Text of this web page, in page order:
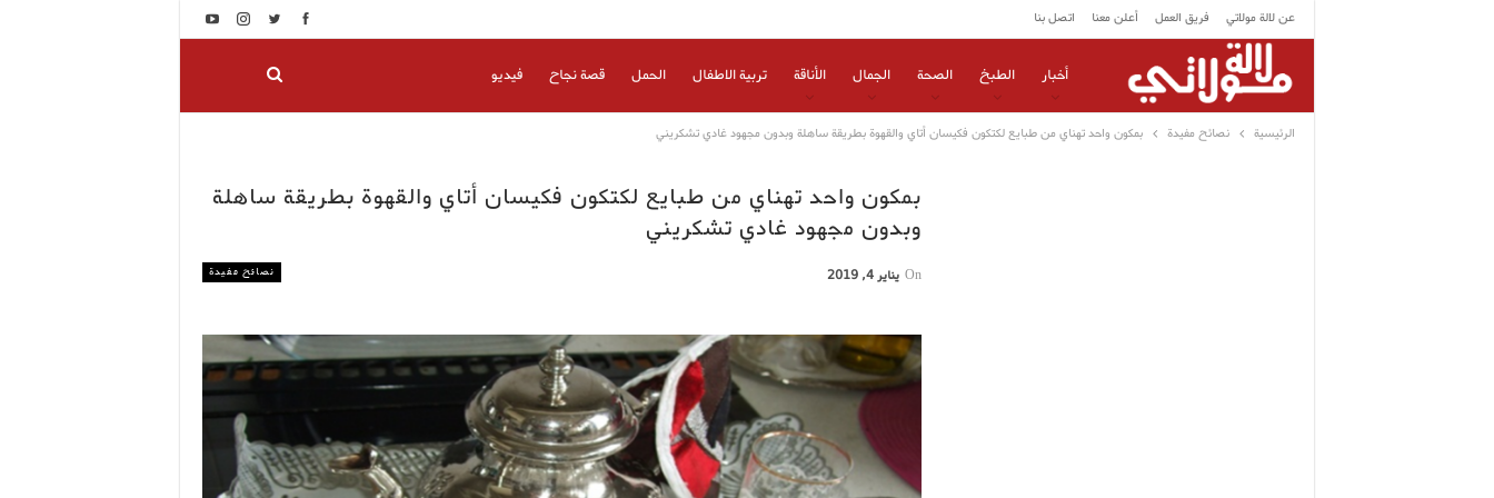
عن لالة مولاتي فريق العمل أعلن معنا اتصل بنا
أخبار الطبخ الصحة الجمال الأناقة تربية الاطفال الحمل قصة نجاح فيديو
الرئيسية نصائح مفيدة بمكون واحد تهناي من طبايع لكتكون فكيسان أتاي والقهوة بطريقة ساهلة وبدون مجهود غادي تشكريني
بمكون واحد تهناي من طبايع لكتكون فكيسان أتاي والقهوة بطريقة ساهلة
وبدون مجهود غادي تشكريني
نصائح مفيدة On يناير 4, 2019